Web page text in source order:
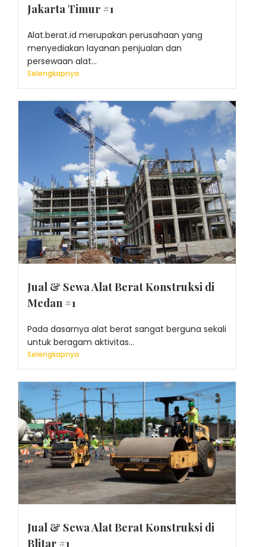
Jakarta Timur #1
Alat.berat.id merupakan perusahaan yang
menyediakan layanan penjualan dan
persewaan alat...
Selengkapnya
Jual & Sewa Alat Berat Konstruksi di
Medan #1
Pada dasarnya alat berat sangat berguna sekali
untuk beragam aktivitas...
Selengkapnya
Jual & Sewa Alat Berat Konstruksi di
Blitar #1